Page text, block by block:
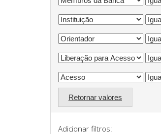
Retornar valores
Adicionar filtros: